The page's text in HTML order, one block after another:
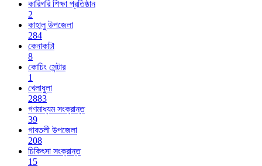
কারিগরি শিক্ষা প্রতিষ্ঠান
2
কাহালু উপজেলা
284
কেনাকাটা
8
কোচিং সেন্টার
1
খেলাধুলা
2883
গণমাধ্যম সংক্রান্ত
39
গাবতলী উপজেলা
208
চিকিৎসা সংক্রান্ত
15